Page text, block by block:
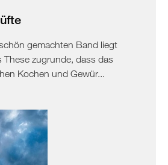
gemachten Band liegt
These zugrunde, dass das
Kochen und Gewür...